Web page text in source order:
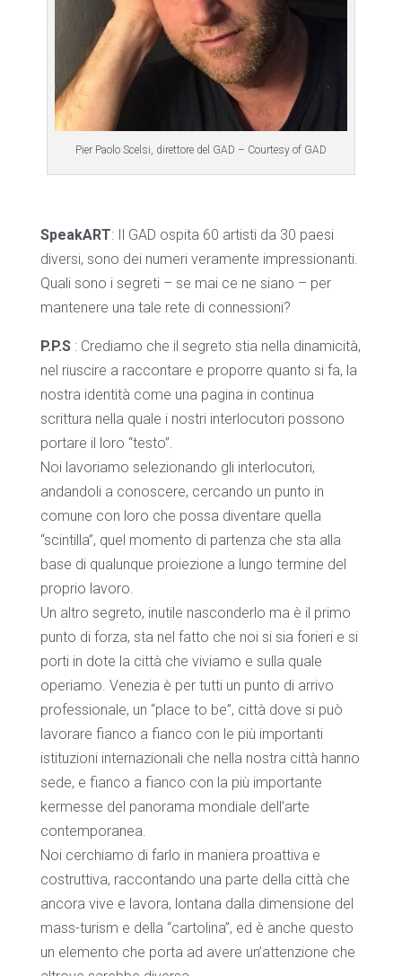
Pier Paolo Scelsi, direttore del GAD – Courtesy of GAD
SpeakART: Il GAD ospita 60 artisti da 30 paesi
diversi, sono dei numeri veramente impressionanti.
Quali sono i segreti – se mai ce ne siano – per
mantenere una tale rete di connessioni?
P.P.S : Crediamo che il segreto stia nella dinamicità,
nel riuscire a raccontare e proporre quanto si fa, la
nostra identità come una pagina in continua
scrittura nella quale i nostri interlocutori possono
portare il loro “testo”.
Noi lavoriamo selezionando gli interlocutori,
andandoli a conoscere, cercando un punto in
comune con loro che possa diventare quella
“scintilla”, quel momento di partenza che sta alla
base di qualunque proiezione a lungo termine del
proprio lavoro.
Un altro segreto, inutile nasconderlo ma è il primo
punto di forza, sta nel fatto che noi si sia forieri e si
porti in dote la città che viviamo e sulla quale
operiamo. Venezia è per tutti un punto di arrivo
professionale, un “place to be”, città dove si può
lavorare fianco a fianco con le più importanti
istituzioni internazionali che nella nostra città hanno
sede, e fianco a fianco con la più importante
kermesse del panorama mondiale dell’arte
contemporanea.
Noi cerchiamo di farlo in maniera proattiva e
costruttiva, raccontando una parte della città che
ancora vive e lavora, lontana dalla dimensione del
mass-turism e della “cartolina”, ed è anche questo
un elemento che porta ad avere un’attenzione che